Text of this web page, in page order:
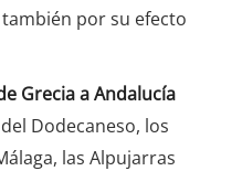
por su efecto
Grecia a Andalucía
Dodecaneso, los
las Alpujarras